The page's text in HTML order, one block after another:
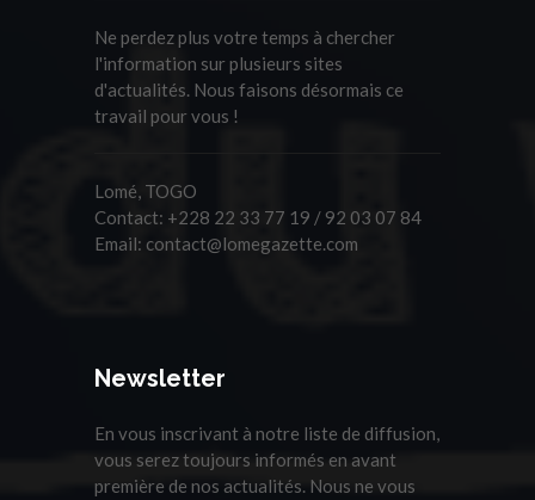
Ne perdez plus votre temps à chercher
l'information sur plusieurs sites
d'actualités. Nous faisons désormais ce
travail pour vous !
Lomé, TOGO
Contact: +228 22 33 77 19 / 92 03 07 84
Email: contact@lomegazette.com
Newsletter
En vous inscrivant à notre liste de diffusion,
vous serez toujours informés en avant
première de nos actualités. Nous ne vous